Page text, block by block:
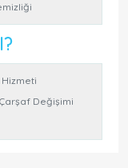
Hizmeti
Değişimi